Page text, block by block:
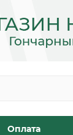
Оплата